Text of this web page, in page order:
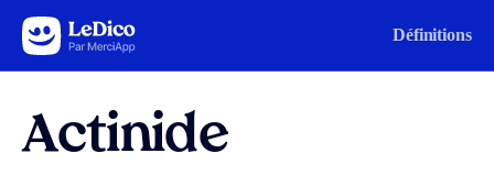
Aller au contenu Définitions
Actinide